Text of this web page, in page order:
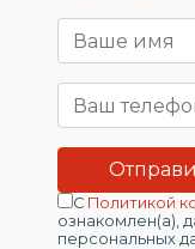
С Политикой
ознакомлен(а),
персональных